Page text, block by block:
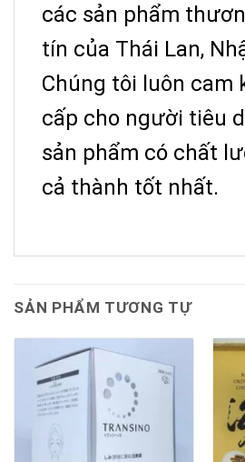
các sản phẩm
tín của Thái Lan,
Chúng tôi luôn cam
cấp cho người tiêu
sản phẩm có chất
cả thành tốt nhất.
SẢN PHẨM TƯƠNG TỰ